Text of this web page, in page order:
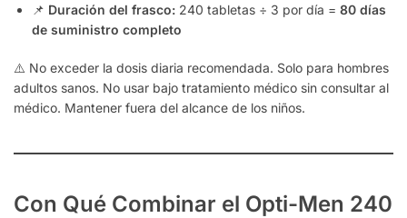
📌 Duración del frasco: 240 tabletas ÷ 3 por día = 80 días
de suministro completo
⚠️ No exceder la dosis diaria recomendada. Solo para hombres
adultos sanos. No usar bajo tratamiento médico sin consultar al
médico. Mantener fuera del alcance de los niños.
Con Qué Combinar el Opti-Men 240